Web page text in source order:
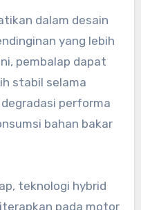
dalam desain
yang lebih
pembalap dapat
stabil selama
performa
bahan bakar
teknologi hybrid
pada motor